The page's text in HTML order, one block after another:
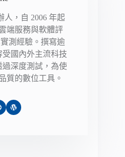
人，自 2006 年起
端服務與軟體評
測經驗。撰寫逾
國內外主流科技
深度測試，為使
質的數位工具。